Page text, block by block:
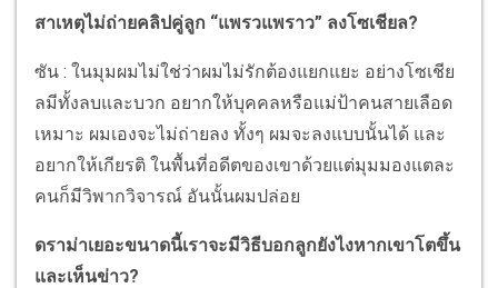
สาเหตุไม่ถ่ายคลิปคู่ลูก “แพรวแพราว” ลงโซเชียล?
ซัน : ในมุมผมไม่ใช่ว่าผมไม่รักต้องแยกแยะ อย่างโซเชีย
ลมีทั้งลบและบวก อยากให้บุคคลหรือแม่ป้าคนสายเลือด
เหมาะ ผมเองจะไม่ถ่ายลง ทั้งๆ ผมจะลงแบบนั้นได้ และ
อยากให้เกียรติ ในพื้นที่อดีตของเขาด้วยแต่มุมมองแตละ
คนก็มีวิพากวิจารณ์ อันนั้นผมปล่อย
ดราม่าเยอะขนาดนี้เราจะมีวิธีบอกลูกยังไงหากเขาโตขึ้น
และเห็นข่าว?